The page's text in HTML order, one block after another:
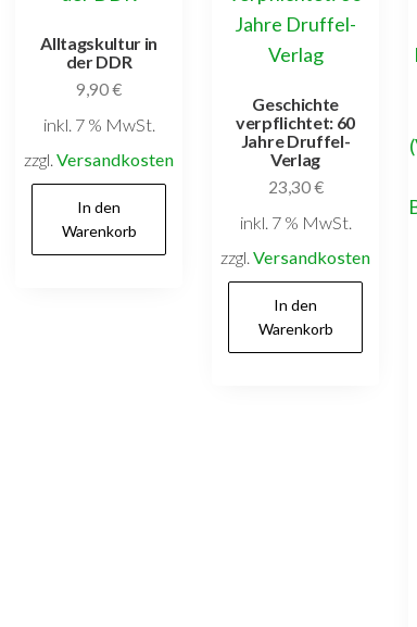
Alltagskultur in
der DDR
9,90€
inkl. 7 % MwSt.
zzgl.Versandkosten
In den
Warenkorb
Geschichte
verpflichtet: 60
Jahre Druffel-
Verlag
23,30€
inkl. 7 % MwSt.
zzgl.Versandkosten
In den
Warenkorb